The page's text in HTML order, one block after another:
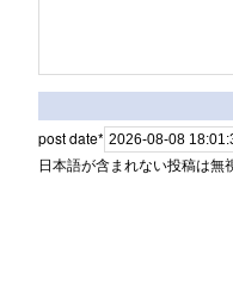
post date*
日本語が含まれない投稿は無